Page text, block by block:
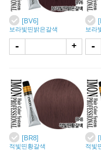
[BV6]
보라빛띤밝은갈색
- +
보라
-
[BR8]
적빛띤황갈색 적빛